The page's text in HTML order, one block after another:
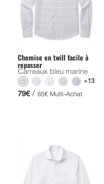
Chemise en twill facile à
repasser
Carreaux bleu marine
+13
79€ / 65€ Multi-Achat